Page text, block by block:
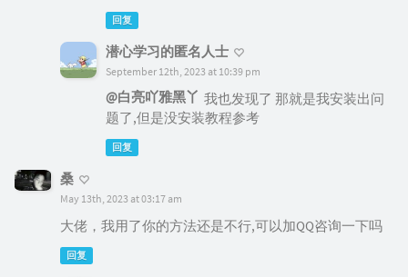
回复
潜心学习的匿名人士
September 12th, 2023 at 10:39 pm
@白亮吖雅黑丫 我也发现了 那就是我安装出问
题了,但是没安装教程参考
回复
桑
May 13th, 2023 at 03:17 am
大佬，我用了你的方法还是不行,可以加QQ咨询一下吗
回复